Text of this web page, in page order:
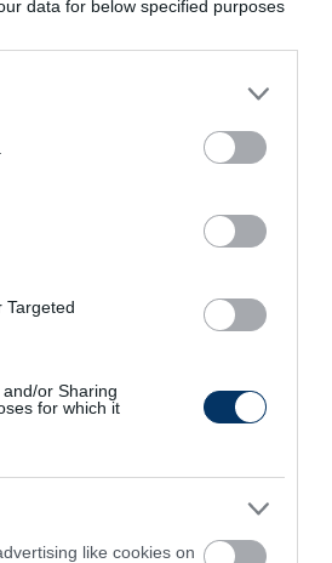
data for below specified purposes
Targeted
or Sharing
for which it
like cookies on
BL-
a
a
a